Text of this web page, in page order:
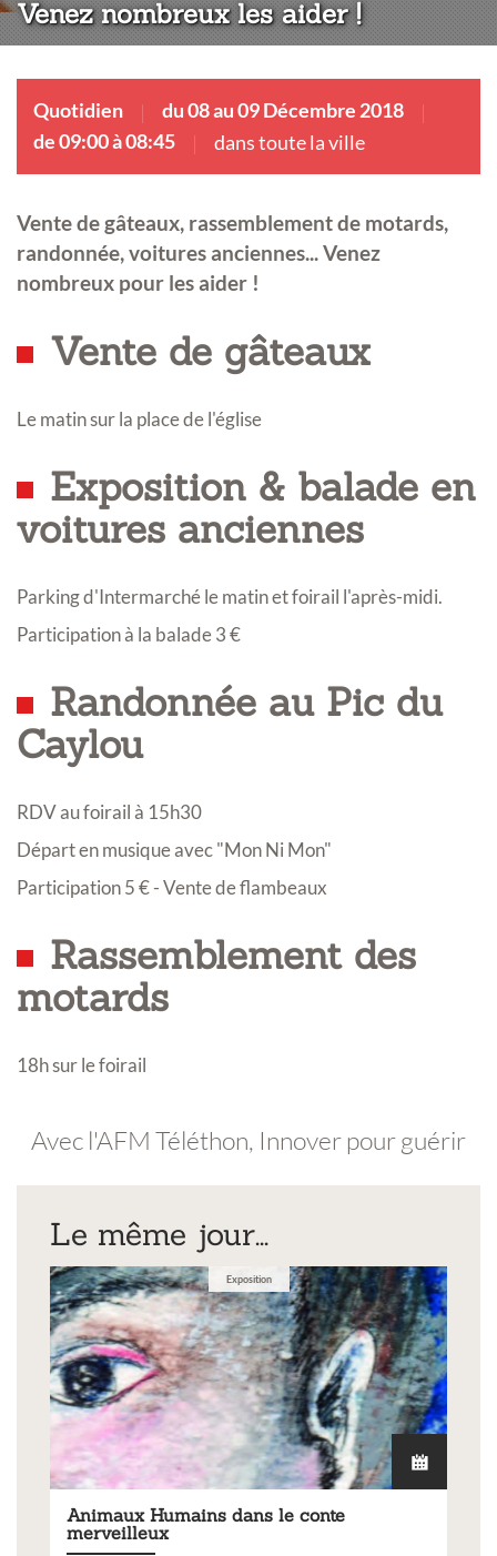
Venez nombreux les aider !
Quotidien
du 08 au 09 Décembre 2018
de 09:00 à 08:45
dans toute la ville
Vente de gâteaux, rassemblement de motards,
randonnée, voitures anciennes... Venez
nombreux pour les aider !
Vente de gâteaux
Le matin sur la place de l'église
Exposition & balade en
voitures anciennes
Parking d'Intermarché le matin et foirail l'après-midi.
Participation à la balade 3 €
Randonnée au Pic du
Caylou
RDV au foirail à 15h30
Départ en musique avec "Mon Ni Mon"
Participation 5 € - Vente de flambeaux
Rassemblement des
motards
18h sur le foirail
Avec l'AFM Téléthon, Innover pour guérir
Le même jour...
Exposition
Animaux Humains dans le conte
merveilleux